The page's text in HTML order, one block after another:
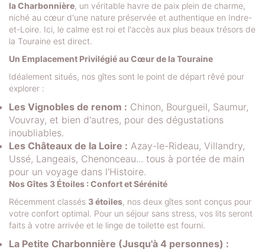
la Charbonnière, un véritable havre de paix plein de charme,
niché au cœur d'une nature préservée et authentique en Indre-
et-Loire. Ici, le calme est roi et l'accès aux plus beaux trésors de
la Touraine est direct.
Un Emplacement Privilégié au Cœur de la Touraine
Idéalement situés, nos gîtes sont le point de départ rêvé pour
explorer :
Les Vignobles de renom : Chinon, Bourgueil, Saumur,
Vouvray, et bien d'autres, pour des dégustations
inoubliables.
Les Châteaux de la Loire : Azay-le-Rideau, Villandry,
Ussé, Langeais, Chenonceau... tous à portée de main
pour un voyage dans l'Histoire.
Nos Gîtes 3 Étoiles : Confort et Sérénité
Récemment classés 3 étoiles, nos deux gîtes sont conçus pour
votre confort optimal. Pour un séjour sans stress, vos lits seront
faits à votre arrivée et le linge de toilette est fourni.
La Petite Charbonnière (Jusqu'à 4 personnes) :